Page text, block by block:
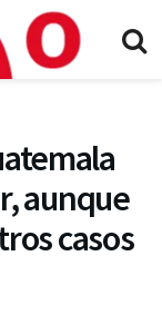
aunque
casos